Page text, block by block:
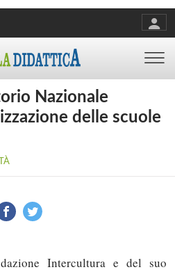
Nazionale
delle scuole
Intercultura e del suo